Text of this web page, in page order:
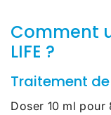
Comment
LIFE ?
Traitement
Doser 10 ml